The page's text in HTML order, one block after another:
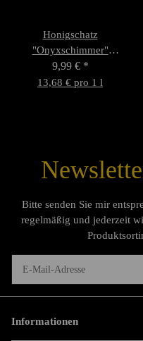
Honigschatz
"Onyxschimmer"
Alkoholfrei 0,73l
9,99 € *
13,68 € pro 1 l
Bitte senden Sie mir
regelmäßig und jederzeit
Informationen